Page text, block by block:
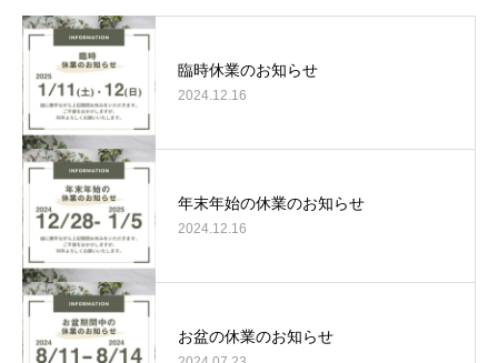
臨時休業のお知らせ
2024.12.16
年末年始の休業のお知らせ
2024.12.16
お盆の休業のお知らせ